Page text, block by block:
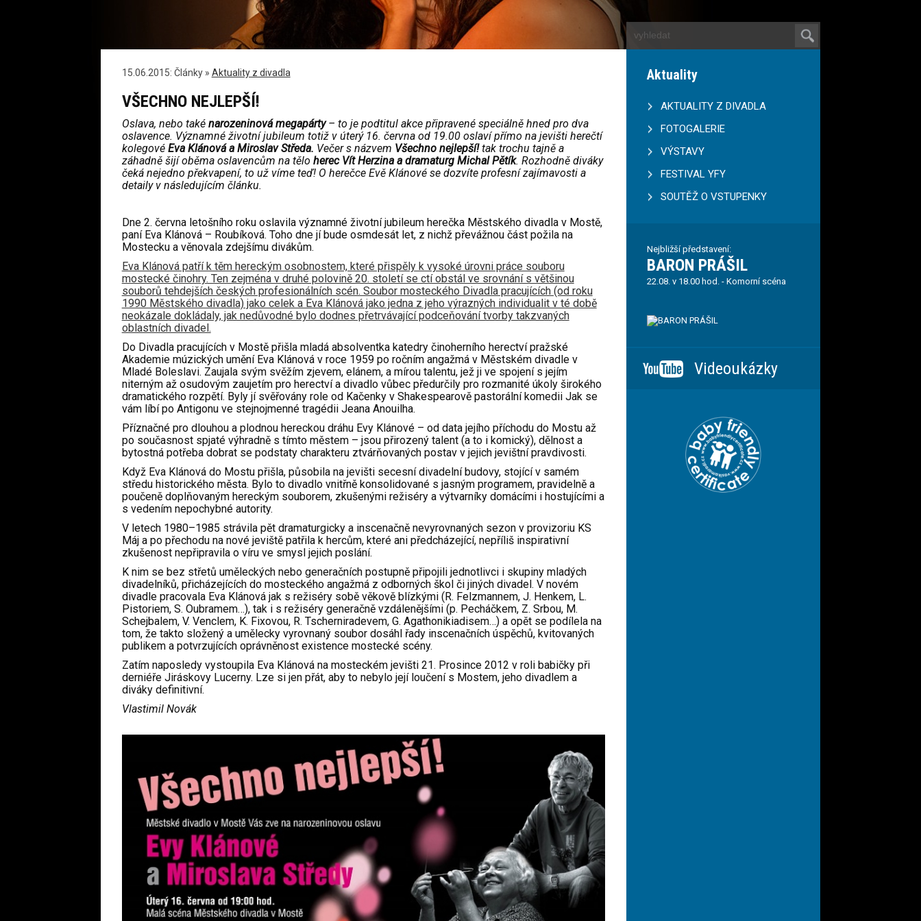
15.06.2015: Články » Aktuality z divadla
VŠECHNO NEJLEPŠÍ!
Oslava, nebo také narozeninová megapárty– to je podtitul akce připravené speciálně hned pro dva
oslavence. Významné životní jubileum totiž v úterý 16. června od 19.00 oslaví přímo na jevišti herečtí
kolegové Eva Klánová a Miroslav Středa. Večer s názvem Všechno nejlepší!tak trochu tajně a
záhadně šijí oběma oslavencům na tělo herec Vít Herzina adramaturg Michal Pětík. Rozhodně diváky
čeká nejedno překvapení, to už víme teď! O herečce Evě Klánové se dozvíte profesní zajímavosti a
detaily v následujícím článku.
Dne 2. června letošního roku oslavila významné životní jubileum herečka Městského divadla v Mostě,
paní Eva Klánová – Roubíková. Toho dne jí bude osmdesát let, z nichž převážnou část požila na
Mostecku a věnovala zdejšímu divákům.
Eva Klánová patří k těm hereckým osobnostem, které přispěly k vysoké úrovni práce souboru
mostecké činohry. Ten zejména v druhé polovině 20. století se ctí obstál ve srovnání s většinou
souborů tehdejších českých profesionálních scén. Soubor mosteckého Divadla pracujících (od roku
1990 Městského divadla) jako celek a Eva Klánová jako jedna z jeho výrazných individualit v té době
neokázale dokládaly, jak nedůvodné bylo dodnes přetrvávající podceňování tvorby takzvaných
oblastních divadel.
Do Divadla pracujících v Mostě přišla mladá absolventka katedry činoherního herectví pražské
Akademie múzických umění Eva Klánová v roce 1959 po ročním angažmá v Městském divadle v
Mladé Boleslavi. Zaujala svým svěžím zjevem, elánem, a mírou talentu, jež ji ve spojení s jejím
niterným až osudovým zaujetím pro herectví a divadlo vůbec předurčily pro rozmanité úkoly širokého
dramatického rozpětí. Byly jí svěřovány role od Kačenky v Shakespearově pastorální komedii Jak se
vám líbí po Antigonu ve stejnojmenné tragédii Jeana Anouilha.
Příznačné pro dlouhou a plodnou hereckou dráhu Evy Klánové – od data jejího příchodu do Mostu až
po současnost spjaté výhradně s tímto městem – jsou přirozený talent (a to i komický), dělnost a
bytostná potřeba dobrat se podstaty charakteru ztvárňovaných postav v jejich jevištní pravdivosti.
Když Eva Klánová do Mostu přišla, působila na jevišti secesní divadelní budovy, stojící v samém
středu historického města. Bylo to divadlo vnitřně konsolidované s jasným programem, pravidelně a
poučeně doplňovaným hereckým souborem, zkušenými režiséry a výtvarníky domácími i hostujícími a
s vedením nepochybné autority.
V letech 1980–1985 strávila pět dramaturgicky a inscenačně nevyrovnaných sezon v provizoriu KS
Máj a po přechodu na nové jeviště patřila k hercům, které ani předcházející, nepříliš inspirativní
zkušenost nepřipravila o víru ve smysl jejich poslání.
K nim se bez střetů uměleckých nebo generačních postupně připojili jednotlivci i skupiny mladých
divadelníků, přicházejících do mosteckého angažmá z odborných škol či jiných divadel. V novém
divadle pracovala Eva Klánová jak s režiséry sobě věkově blízkými (R. Felzmannem, J. Henkem, L.
Pistoriem, S. Oubramem…), tak i s režiséry generačně vzdálenějšími (p. Pecháčkem, Z. Srbou, M.
Schejbalem, V. Venclem, K. Fixovou, R. Tscherniradevem, G. Agathonikiadisem…) a opět se podílela na
tom, že takto složený a umělecky vyrovnaný soubor dosáhl řady inscenačních úspěchů, kvitovaných
publikem a potvrzujících oprávněnost existence mostecké scény.
Zatím naposledy vystoupila Eva Klánová na mosteckém jevišti 21. Prosince 2012 v roli babičky při
derniéře Jiráskovy Lucerny. Lze si jen přát, aby to nebylo její loučení s Mostem, jeho divadlem a
diváky definitivní.
Vlastimil Novák
Aktuality
AKTUALITY Z DIVADLA
FOTOGALERIE
VÝSTAVY
FESTIVAL YFY
SOUTĚŽ O VSTUPENKY
Nejbližší představení:
BARON PRÁŠIL
22.08. v 18.00 hod. - Komorní scéna
Videoukázky